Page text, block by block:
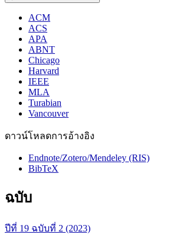
ACM
ACS
APA
ABNT
Chicago
Harvard
IEEE
MLA
Turabian
Vancouver
ดาวน์โหลดการอ้างอิง
Endnote/Zotero/Mendeley (RIS)
BibTeX
ฉบับ
ปีที่ 19 ฉบับที่ 2 (2023)